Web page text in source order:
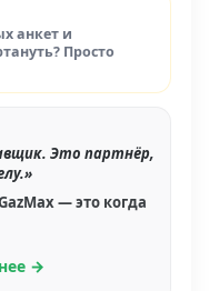
анкет и
Просто
Это партнёр,
— это когда
→